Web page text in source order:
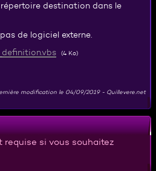
destination dans le
de logiciel externe.
(4 Ko)
modification le 04/09/2019- Quillevere.net
si vous souhaitez